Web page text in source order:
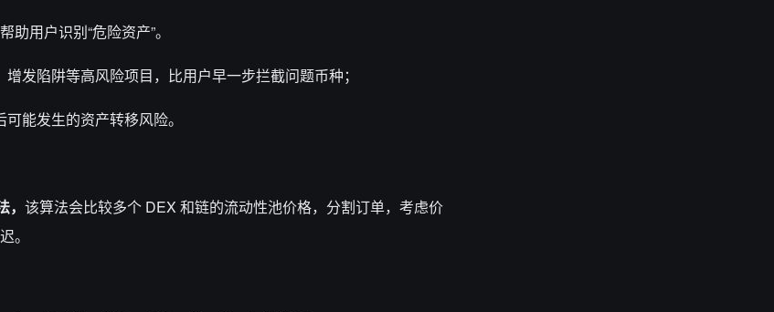
用户识别“危险资产”。
发陷阱等高风险项目，比用户早一步拦截问题币种；
能发生的资产转移风险。
该算法会比较多个 DEX 和链的流动性池价格，分割订单，考虑价
。